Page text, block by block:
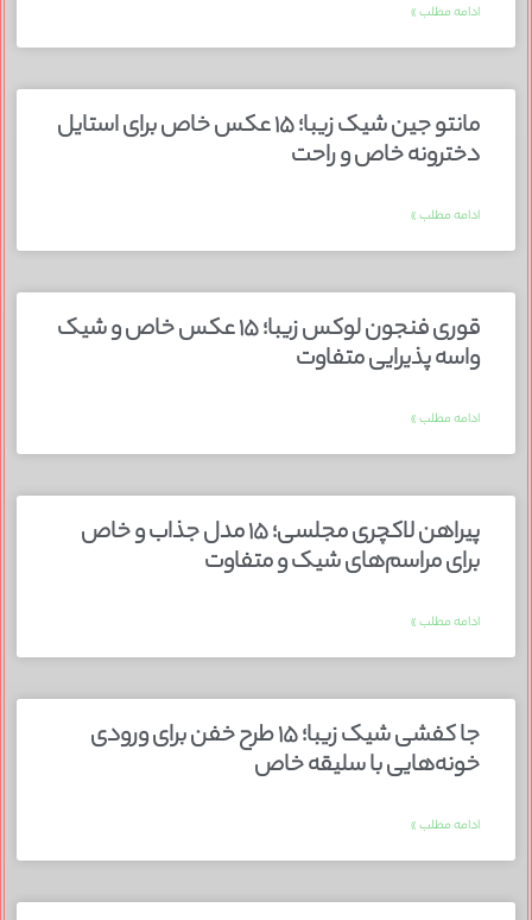
ادامه مطلب »
مانتو جین شیک زیبا؛ ۱۵ عکس خاص برای استایل
دخترونه خاص و راحت
ادامه مطلب »
قوری فنجون لوکس زیبا؛ ۱۵ عکس خاص و شیک
واسه پذیرایی متفاوت
ادامه مطلب »
پیراهن لاکچری مجلسی؛ ۱۵ مدل جذاب و خاص
برای مراسم‌های شیک و متفاوت
ادامه مطلب »
جا کفشی شیک زیبا؛ ۱۵ طرح خفن برای ورودی
خونه‌هایی با سلیقه خاص
ادامه مطلب »